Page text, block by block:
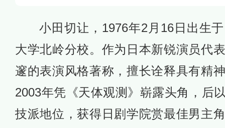
小田切让，1976年2月16日出生
大学北岭分校。作为日本新锐演员代
邃的表演风格著称，擅长诠释具有精
2003年凭《天体观测》崭露头角，后
技派地位，获得日剧学院赏最佳男主